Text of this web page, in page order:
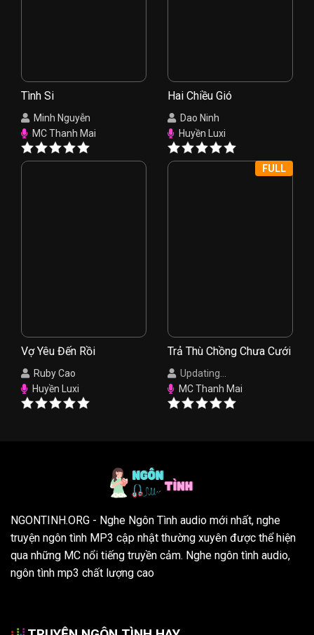
Tình Si
Minh Nguyễn
MC Thanh Mai
Hai Chiều Gió
Dao Ninh
Huyền Luxi
Vợ Yêu Đến Rồi
Ruby Cao
Huyền Luxi
Trả Thù Chồng Chưa Cưới
Updating...
MC Thanh Mai
FULL
NGONTINH.ORG - Nghe Ngôn Tình audio mới nhất, nghe
truyện ngôn tình MP3 cập nhật thường xuyên được thể hiện
qua những MC nổi tiếng truyền cảm. Nghe ngôn tình audio,
ngôn tình mp3 chất lượng cao